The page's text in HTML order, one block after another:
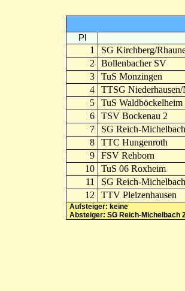
Pl
1
SG Kirchberg/
2
Bollenbacher SV
3
TuS Monzingen
4
TTSG
5
TuS Waldböckelheim
6
TSV Bockenau 2
7
SG Reich-Michelbach
8
TTC Hungenroth
9
FSV Rehborn
10
TuS 06 Roxheim
11
SG Reich-
12
TTV Pleizenhausen
Aufsteiger: keine
Absteiger: SG Reich-Michelbach